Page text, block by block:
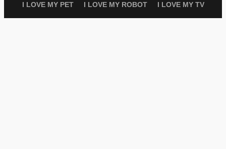
I LOVE MY PET
I LOVE MY ROBOT I LOVE MY TV